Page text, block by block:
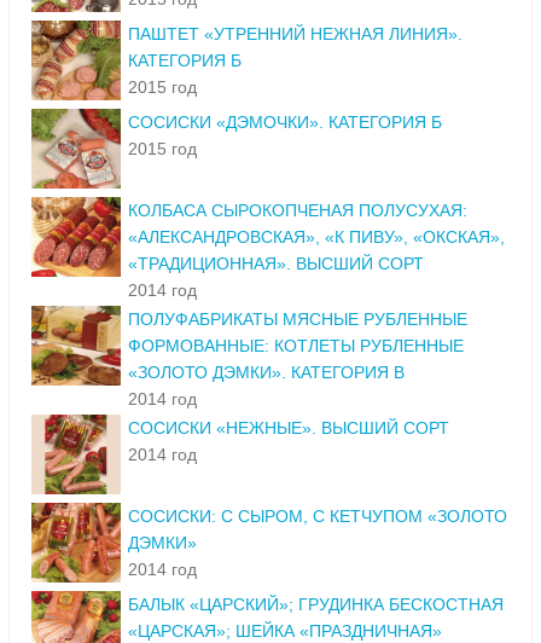
ПАШТЕТ «УТРЕННИЙ НЕЖНАЯ ЛИНИЯ».
КАТЕГОРИЯ Б
2015 год
СОСИСКИ «ДЭМОЧКИ». КАТЕГОРИЯ Б
2015 год
КОЛБАСА СЫРОКОПЧЕНАЯ ПОЛУСУХАЯ:
«АЛЕКСАНДРОВСКАЯ», «К ПИВУ», «ОКСКАЯ»,
«ТРАДИЦИОННАЯ». ВЫСШИЙ СОРТ
2014 год
ПОЛУФАБРИКАТЫ МЯСНЫЕ РУБЛЕННЫЕ
ФОРМОВАННЫЕ: КОТЛЕТЫ РУБЛЕННЫЕ
«ЗОЛОТО ДЭМКИ». КАТЕГОРИЯ В
2014 год
СОСИСКИ «НЕЖНЫЕ». ВЫСШИЙ СОРТ
2014 год
СОСИСКИ: С СЫРОМ, С КЕТЧУПОМ «ЗОЛОТО
ДЭМКИ»
2014 год
БАЛЫК «ЦАРСКИЙ»; ГРУДИНКА БЕСКОСТНАЯ
«ЦАРСКАЯ»; ШЕЙКА «ПРАЗДНИЧНАЯ»